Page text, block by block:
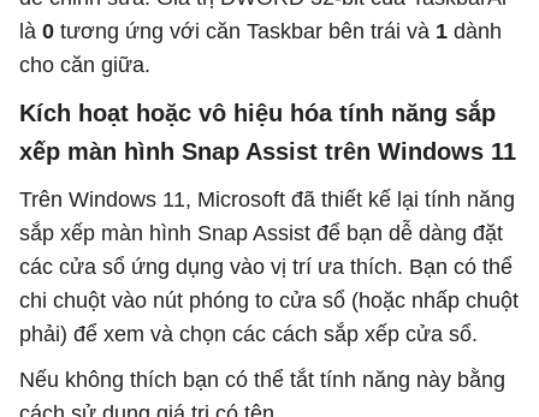
là 0 tương ứng với căn Taskbar bên trái và 1 dành
cho căn giữa.
Kích hoạt hoặc vô hiệu hóa tính năng sắp
xếp màn hình Snap Assist trên Windows 11
Trên Windows 11, Microsoft đã thiết kế lại tính năng
sắp xếp màn hình Snap Assist để bạn dễ dàng đặt
các cửa sổ ứng dụng vào vị trí ưa thích. Bạn có thể
chi chuột vào nút phóng to cửa sổ (hoặc nhấp chuột
phải) để xem và chọn các cách sắp xếp cửa sổ.
Nếu không thích bạn có thể tắt tính năng này bằng